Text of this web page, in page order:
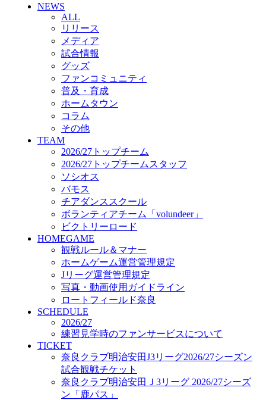
ビクトリーロード
HOMEGAME
観戦ルール＆マナー
ホームゲーム運営管理規定
Jリーグ運営管理規定
写真・動画使用ガイドライン
ロートフィールド奈良
SCHEDULE
2026/27
練習見学時のファンサービスについて
TICKET
奈良クラブ明治安田J3リーグ2026/27シーズン
試合観戦チケット
奈良クラブ明治安田Ｊ3リーグ 2026/27シーズ
ン「鹿パス」
観戦ルール＆マナー
FANCOMMUNITY
2026/27ファンコミュニティ
サポートショップ
GOODS
オフィシャルストア（実店舗）
オンラインストア
ACADEMY
アカデミーについて
プロジェクト
コーチ&スタッフ
ジュニア
ジュニアユース
ユース
練習拠点（ナラディーア）
SCHOOL
CLUB
2026/27 パートナー企業
NEWS
ALL
リリース
メディア
試合情報
グッズ
ファンコミュニティ
普及・育成
ホームタウン
コラム
その他
TEAM
2026/27トップチーム
2026/27トップチームスタッフ
ソシオス
バモス
チアダンススクール
ボランティアチーム「volundeer」
ビクトリーロード
HOMEGAME
観戦ルール＆マナー
ホームゲーム運営管理規定
Jリーグ運営管理規定
写真・動画使用ガイドライン
ロートフィールド奈良
SCHEDULE
2026/27
練習見学時のファンサービスについて
TICKET
奈良クラブ明治安田J3リーグ2026/27シーズン
試合観戦チケット
奈良クラブ明治安田Ｊ3リーグ 2026/27シーズ
ン「鹿パス」